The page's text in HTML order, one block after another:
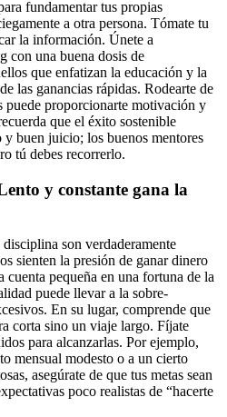
fundamentar tus propias
a otra persona. Tómate tu
la información. Únete a
con una buena dosis de
que enfatizan la educación y la
las ganancias rápidas. Rodearte de
puede proporcionarte motivación y
que el éxito sostenible
buen juicio; los buenos mentores
tú debes recorrerlo.
y constante gana la
son verdaderamente
sienten la presión de ganar dinero
pequeña en una fortuna de la
puede llevar a la sobre-
En su lugar, comprende que
corta sino un viaje largo. Fíjate
para alcanzarlas. Por ejemplo,
mensual modesto o a un cierto
asegúrate de que tus metas sean
poco realistas de “hacerte